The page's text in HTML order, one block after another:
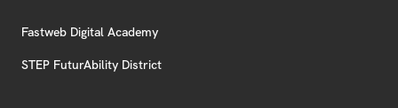
Fastweb Digital Academy
STEP FuturAbility District